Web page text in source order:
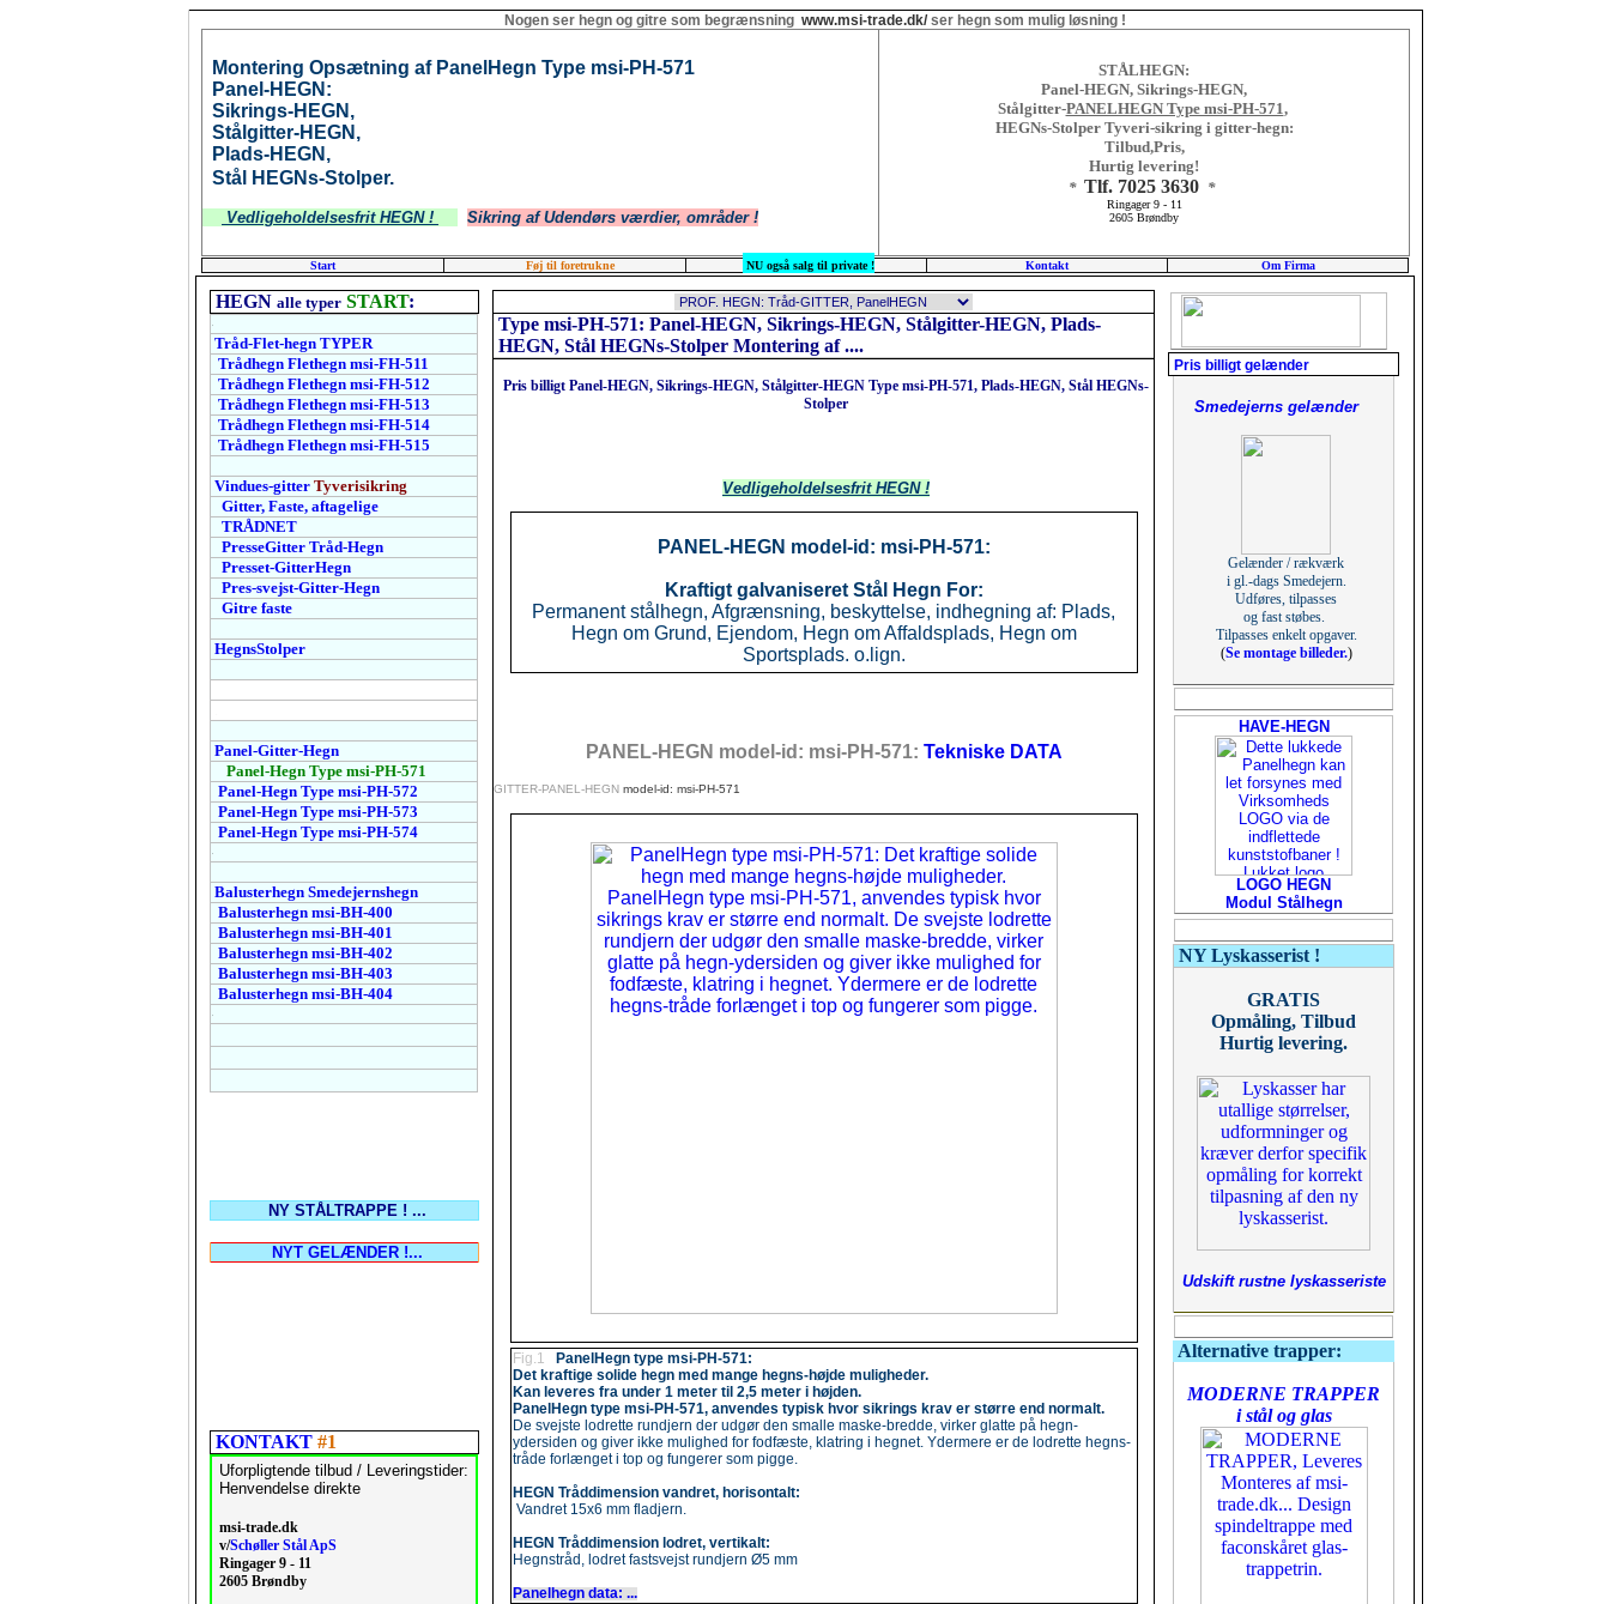
Nogen ser hegn og gitre som begrænsning www.msi-trade.dk/ ser hegn som mulig løsning !
Montering Opsætning af PanelHegn Type msi-PH-571
Panel-HEGN:
Sikrings-HEGN,
Stålgitter-HEGN,
Plads-HEGN,
Stål HEGNs-Stolper.
Vedligeholdelsesfrit HEGN ! Sikring af Udendørs værdier, områder !
STÅLHEGN:
Panel-HEGN, Sikrings-HEGN,
Stålgitter-PANELHEGN Type msi-PH-571,
HEGNs-Stolper Tyveri-sikring i gitter-hegn:
Tilbud,Pris,
Hurtig levering!
* Tlf. 7025 3630 *
Ringager 9 - 11
2605 Brøndby
Start Føj til foretrukne NU også salg til private ! Kontakt Om Firma
HEGN alle typer START:
Tråd-Flet-hegn TYPER
Trådhegn Flethegn msi-FH-511
Trådhegn Flethegn msi-FH-512
Trådhegn Flethegn msi-FH-513
Trådhegn Flethegn msi-FH-514
Trådhegn Flethegn msi-FH-515
Vindues-gitter Tyverisikring
Gitter, Faste, aftagelige
TRÅDNET
PresseGitter Tråd-Hegn
Presset-GitterHegn
Pres-svejst-Gitter-Hegn
Gitre faste
HegnsStolper
Panel-Gitter-Hegn
Panel-Hegn Type msi-PH-571
Panel-Hegn Type msi-PH-572
Panel-Hegn Type msi-PH-573
Panel-Hegn Type msi-PH-574
Balusterhegn Smedejernshegn
Balusterhegn msi-BH-400
Balusterhegn msi-BH-401
Balusterhegn msi-BH-402
Balusterhegn msi-BH-403
Balusterhegn msi-BH-404
NY STÅLTRAPPE ! ...
NYT GELÆNDER !...
KONTAKT #1
Uforpligtende tilbud / Leveringstider:
Henvendelse direkte
msi-trade.dk
v/Schøller Stål ApS
Ringager 9 - 11
2605 Brøndby
Type msi-PH-571: Panel-HEGN, Sikrings-HEGN, Stålgitter-HEGN, Plads-
HEGN, Stål HEGNs-Stolper Montering af ....
Pris billigt Panel-HEGN, Sikrings-HEGN, Stålgitter-HEGN Type msi-PH-571, Plads-HEGN, Stål HEGNs-
Stolper
Vedligeholdelsesfrit HEGN !
PANEL-HEGN model-id: msi-PH-571:
Kraftigt galvaniseret Stål Hegn For:
Permanent stålhegn, Afgrænsning, beskyttelse, indhegning af: Plads,
Hegn om Grund, Ejendom, Hegn om Affaldsplads, Hegn om
Sportsplads. o.lign.
PANEL-HEGN model-id: msi-PH-571: Tekniske DATA
GITTER-PANEL-HEGN model-id: msi-PH-571
Fig.1
PanelHegn type msi-PH-571:
Det kraftige solide hegn med mange hegns-højde muligheder.
Kan leveres fra under 1 meter til 2,5 meter i højden.
PanelHegn type msi-PH-571, anvendes typisk hvor sikrings krav er større end normalt.
De svejste lodrette rundjern der udgør den smalle maske-bredde, virker glatte på hegn-
ydersiden og giver ikke mulighed for fodfæste, klatring i hegnet. Ydermere er de lodrette hegns-
tråde forlænget i top og fungerer som pigge.
HEGN Tråddimension vandret, horisontalt:
Vandret 15x6 mm fladjern.
HEGN Tråddimension lodret, vertikalt:
Hegnstråd, lodret fastsvejst rundjern Ø5 mm
Panelhegn data: ...
Pris billigt gelænder
Smedejerns gelænder
Gelænder / rækværk
i gl.-dags Smedejern.
Udføres, tilpasses
og fast støbes.
Tilpasses enkelt opgaver.
(Se montage billeder.)
HAVE-HEGN
LOGO HEGN
Modul Stålhegn
NY Lyskasserist !
GRATIS
Opmåling, Tilbud
Hurtig levering.
Udskift rustne lyskasseriste
Alternative trapper:
MODERNE TRAPPER
i stål og glas